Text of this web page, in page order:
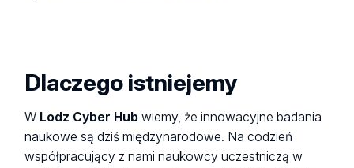
Dlaczego istniejemy
W Lodz Cyber Hub wiemy, że innowacyjne badania
naukowe są dziś międzynarodowe. Na codzień
współpracujący z nami naukowcy uczestniczą w